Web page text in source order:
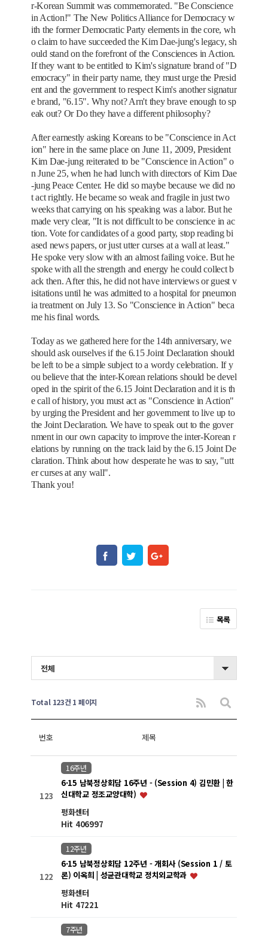
r-Korean Summit was commemorated. "Be Conscience
in Action!" The New Politics Alliance for Democracy w
ith the former Democratic Party elements in the core, wh
o claim to have succeeded the Kim Dae-jung's legacy, sh
ould stand on the forefront of the Consciences in Action.
If they want to be entitled to Kim's signature brand of "D
emocracy" in their party name, they must urge the Presid
ent and the government to respect Kim's another signatur
e brand, "6.15". Why not? Arn't they brave enough to sp
eak out? Or Do they have a different philosophy?
After earnestly asking Koreans to be "Conscience in Act
ion" here in the same place on June 11, 2009, President
Kim Dae-jung reiterated to be "Conscience in Action" o
n June 25, when he had lunch with directors of Kim Dae
-jung Peace Center. He did so maybe because we did no
t act rightly. He became so weak and fragile in just two
weeks that carrying on his speaking was a labor. But he
made very clear, "It is not difficult to be conscience in ac
tion. Vote for candidates of a good party, stop reading bi
ased news papers, or just utter curses at a wall at least."
He spoke very slow with an almost failing voice. But he
spoke with all the strength and energy he could collect b
ack then. After this, he did not have interviews or guest v
isitations until he was admitted to a hospital for pneumon
ia treatment on July 13. So "Conscience in Action" beca
me his final words.
Today as we gathered here for the 14th anniversary, we
should ask ourselves if the 6.15 Joint Declaration should
be left to be a simple subject to a wordy celebration. If y
ou believe that the inter-Korean relations should be devel
oped in the spirit of the 6.15 Joint Declaration and it is th
e call of history, you must act as "Conscience in Action"
by urging the President and her government to live up to
the Joint Declaration. We have to speak out to the gover
nment in our own capacity to improve the inter-Korean r
elations by running on the track laid by the 6.15 Joint De
claration. Think about how desperate he was to say, "utt
er curses at any wall".
Thank you!
목록
전체
Total 123건 1 페이지
번호 제목
123
16주년
6·15 남북정상회담 16주년 - (Session 4) 김민환 | 한
신대학교 정조교양대학)
평화센터
Hit 406997
122
12주년
6·15 남북정상회담 12주년 - 개회사 (Session 1 / 토
론) 이옥희 | 성균관대학교 정치외교학과
평화센터
Hit 47221
7주년